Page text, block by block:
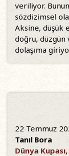
veriliyor.
sözdizimsel
Aksine, düşük
doğru,
dolaşıma
22 Temmuz
Tanıl Bora
Dünya